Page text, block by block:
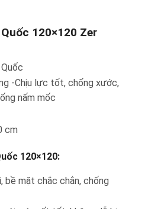
120×120 Zer
-Chịu lực tốt, chống xước,
nấm mốc
cm
120×120:
bề mặt chắc chắn, chống